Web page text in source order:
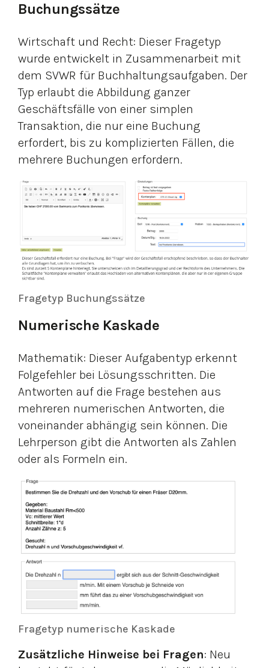
Buchungssätze
Wirtschaft und Recht: Dieser Fragetyp
wurde entwickelt in Zusammenarbeit mit
dem SVWR für Buchhaltungsaufgaben. Der
Typ erlaubt die Abbildung ganzer
Geschäftsfälle von einer simplen
Transaktion, die nur eine Buchung
erfordert, bis zu komplizierten Fällen, die
mehrere Buchungen erfordern.
Fragetyp Buchungssätze
Numerische Kaskade
Mathematik: Dieser Aufgabentyp erkennt
Folgefehler bei Lösungsschritten. Die
Antworten auf die Frage bestehen aus
mehreren numerischen Antworten, die
voneinander abhängig sein können. Die
Lehrperson gibt die Antworten als Zahlen
oder als Formeln ein.
Fragetyp numerische Kaskade
Zusätzliche Hinweise bei Fragen: Neu